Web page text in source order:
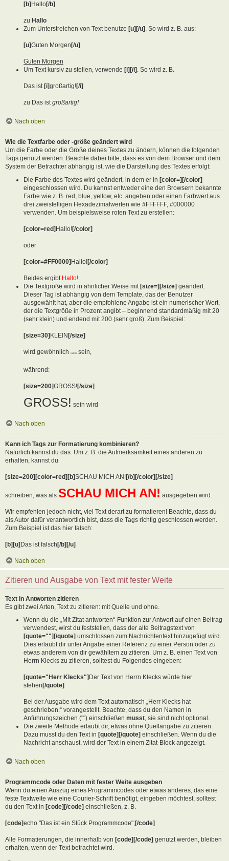
[b] Hallo[/b]
zu Hallo
Zum Unterstreichen von Text benutze [u][/u] . So wird z. B. aus:
[u]Guten Morgen [/u]
Guten Morgen
Um Text kursiv zu stellen, verwende [i][/i] . So wird z. B.
Das ist [i]großartig![/i]
zu Das istgroßartig!
Nach oben
Wie die Textfarbe oder -größe geändert wird
Um die Farbe oder die Größe deines Textes zu ändern, können die folgenden
Tags genutzt werden. Beachte dabei bitte, dass es von dem Browser und dem
System der Betrachter abhängig ist, wie die Darstellung des Textes erfolgt:
Die Farbe des Textes wird geändert, in dem er in [color=][/color]
eingeschlossen wird. Du kannst entweder eine den Browsern bekannte
Farbe wie z. B. red, blue, yellow, etc. angeben oder einen Farbwert aus
drei zweistelligen Hexadezimalwerten wie #FFFFFF, #000000
verwenden. Um beispielsweise roten Text zu erstellen:
[color=red]Hallo![/color]
oder
[color=#FF0000]Hallo![/color]
Beides ergibt Hallo!
Die Textgröße wird in ähnlicher Weise mit [size=][/size] geändert.
Dieser Tag ist abhängig von dem Template, das der Benutzer
ausgewählt hat, aber die empfohlene Angabe ist ein numerischer Wert,
der die Textgröße in Prozent angibt – beginnend standardmäßig mit 20
(sehr klein) und endend mit 200 (sehr groß). Zum Beispiel:
[size=30]KLEIN[/size]
wird gewöhnlich KLEIN sein,
während:
[size=200]GROSS![/size]
GROSS! sein wird
Nach oben
Kann ich Tags zur Formatierung kombinieren?
Natürlich kannst du das. Um z. B. die Aufmerksamkeit eines anderen zu
erhalten, kannst du
[size=200][color=red][b]SCHAU MICH AN![/b][/color][/size]
schreiben, was als SCHAU MICH AN! ausgegeben wird.
Wir empfehlen jedoch nicht, viel Text derart zu formatieren! Beachte, dass du
als Autor dafür verantwortlich bist, dass die Tags richtig geschlossen werden.
Zum Beispiel ist das hier falsch:
[b][u]Das ist falsch[/b][/u]
Nach oben
Zitieren und Ausgabe von Text mit fester Weite
Text in Antworten zitieren
Es gibt zwei Arten, Text zu zitieren: mit Quelle und ohne.
Wenn du die „Mit Zitat antworten“-Funktion zur Antwort auf einen Beitrag
verwendest, wirst du feststellen, dass der alte Beitragstext von
[quote=""][/quote] umschlossen zum Nachrichtentext hinzugefügt wird.
Dies erlaubt dir unter Angabe einer Referenz zu einer Person oder zu
etwas anderem von dir gewähltem zu zitieren. Um z. B. einen Text von
Herrn Klecks zu zitieren, solltest du Folgendes eingeben:
[quote="Herr Klecks"] Der Text von Herrn Klecks würde hier
stehen [/quote]
Bei der Ausgabe wird dem Text automatisch „Herr Klecks hat
geschrieben:“ vorangestellt. Beachte, dass du den Namen in
Anführungszeichen ("") einschließen musst, sie sind nicht optional.
Die zweite Methode erlaubt dir, etwas ohne Quellangabe zu zitieren.
Dazu musst du den Text in [quote][/quote] einschließen. Wenn du die
Nachricht anschaust, wird der Text in einem Zitat-Block angezeigt.
Nach oben
Programmcode oder Daten mit fester Weite ausgeben
Wenn du einen Auszug eines Programmcodes oder etwas anderes, das eine
feste Textweite wie eine Courier-Schrift benötigt, eingeben möchtest, solltest
du den Text in [code][/code] einschließen, z. B.
[code]echo "Das ist ein Stück Programmcode";[/code]
Alle Formatierungen, die innerhalb von [code][/code] genutzt werden, bleiben
erhalten, wenn der Text betrachtet wird.